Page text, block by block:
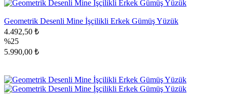
Geometrik Desenli Mine İşçilikli Erkek Gümüş Yüzük
4.492,50 ₺
%25
5.990,00 ₺